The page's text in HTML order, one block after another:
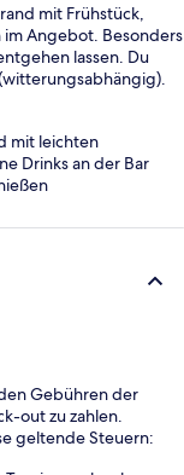
mit Frühstück,
Angebot. Besonders
lassen. Du
mit leichten
Drinks an der Bar
Gebühren der
out zu zahlen.
geltende Steuern: